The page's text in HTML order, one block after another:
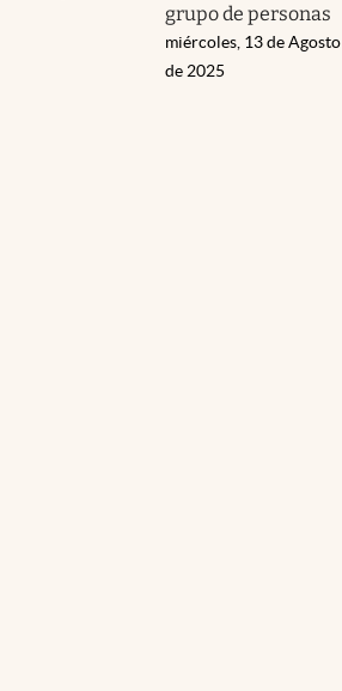
grupo de personas
miércoles, 13 de Agosto
de 2025